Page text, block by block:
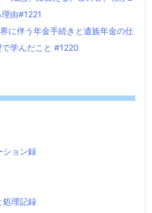
由#1221
に伴う年金手続きと遺族年金の仕
学んだこと #1220
ション録
処理記録